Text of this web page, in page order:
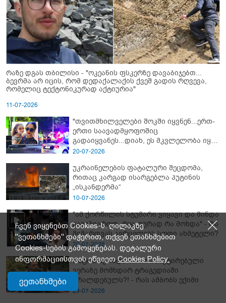
რაზე დგას თბილისი - "ოკეანის ფსკერზე დავაბიჯებთ...
ბევრმა არ იცის, რომ დედაქალაქის ქვეშ გადის რღვევა,
რომელიც ტექტონიკურად აქტიურია"
11-07-2026
"თვითმხილველები შოკში იყვნენ...ერთ-
ერთი საავადმყოფოშიც
გადაიყვანეს...დიახ, ეს მკვლელობა იყო"
- გორში დატრიალებული ტრაგედიის
20-07-2026
უკრაინელების ფატალური შეცდომა,
რითაც კარგად ისარგებლა პუტინის
„ისკანდერმა“
10-07-2026
"ამ ქორწილის სტუმარი ვიყავი და მინდა
გაგიზიაროთ, რეალურად რა მოხდა" - რა
მიმართვას ავრცელებს სოფი ახმეტელი?
20-07-2026
რატომ ჰქონდა თითი ამპუტირებული
ვერაზე მომხდარ ტრაგედიაში
ბრალდებულს?! - რას ამბობს ექიმი
23-07-2026
ჩვენ ვიყენებთ Cookies-ს. ღილაკზე
"ვეთანხმები" დაჭერით, თქვენ ეთანხმებით
Cookies-სების გამოყენებას. დეტალური
ინფორმაციისთვის ეწვიეთCookies Policy.
ვეთანხმები